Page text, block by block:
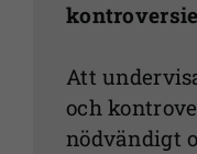
Att
och
nödvändigt